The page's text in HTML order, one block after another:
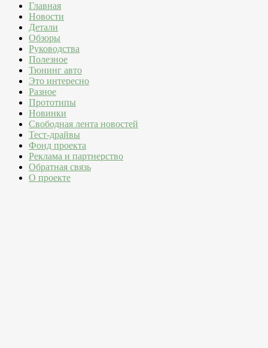
Главная
Новости
Детали
Обзоры
Руководства
Полезное
Тюнинг авто
Это интересно
Разное
Прототипы
Новинки
Свободная лента новостей
Тест-драйвы
Фонд проекта
Реклама и партнерство
Обратная связь
О проекте